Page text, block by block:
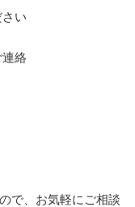
さい
連絡
で、お気軽にご相談